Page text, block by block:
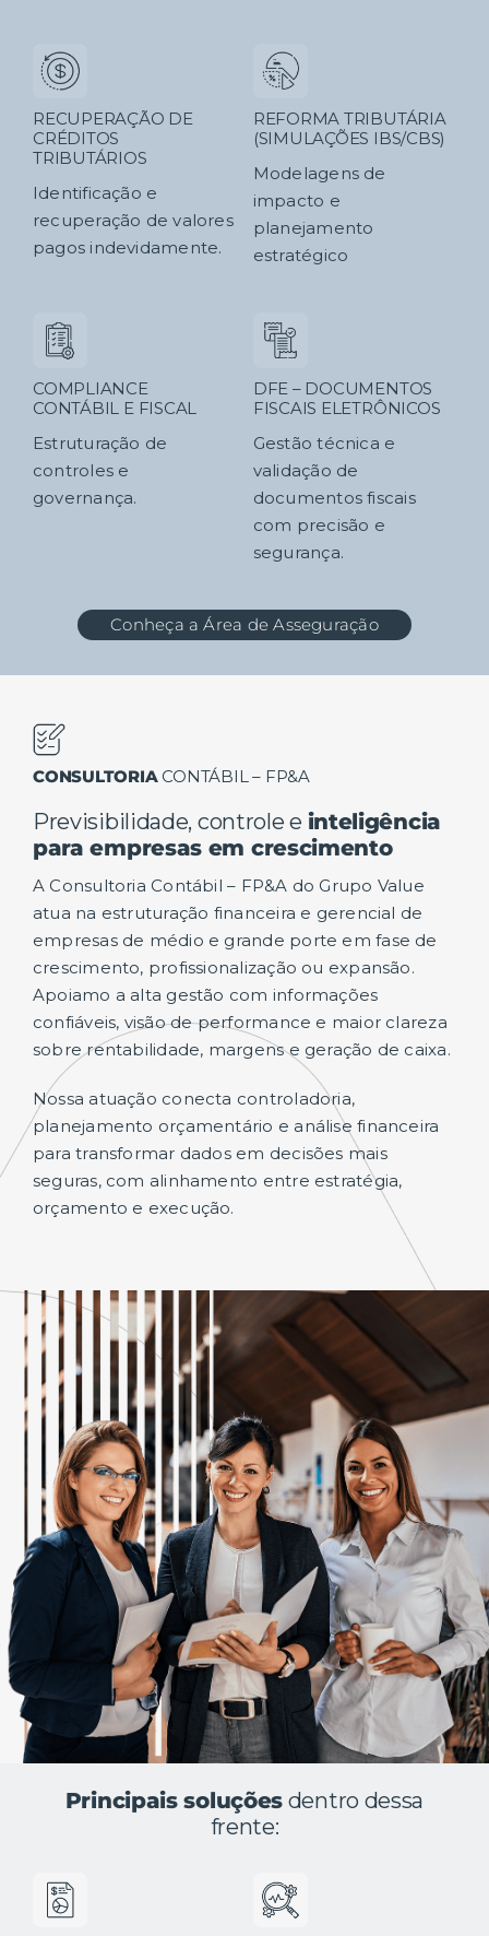
RECUPERAÇÃO DE
CRÉDITOS
TRIBUTÁRIOS
Identificação e
recuperação de valores
pagos indevidamente.
REFORMA TRIBUTÁRIA
(SIMULAÇÕES IBS/CBS)
Modelagens de
impacto e
planejamento
estratégico
COMPLIANCE
CONTÁBIL E FISCAL
Estruturação de
controles e
governança.
DFE – DOCUMENTOS
FISCAIS ELETRÔNICOS
Gestão técnica e
validação de
documentos fiscais
com precisão e
segurança.
Conheça a Área de Asseguração
CONSULTORIACONTÁBIL – FP&A
Previsibilidade, controle e inteligência
para empresas em crescimento
A Consultoria Contábil – FP&A do Grupo Value
atua na estruturação financeira e gerencial de
empresas de médio e grande porte em fase de
crescimento, profissionalização ou expansão.
Apoiamo a alta gestão com informações
confiáveis, visão de performance e maior clareza
sobre rentabilidade, margens e geração de caixa.
Nossa atuação conecta controladoria,
planejamento orçamentário e análise financeira
para transformar dados em decisões mais
seguras, com alinhamento entre estratégia,
orçamento e execução.
Principais soluções dentro dessa
frente: